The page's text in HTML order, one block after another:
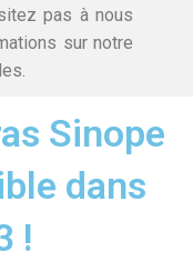
pas à nous
sur notre
Sinope
dans
!